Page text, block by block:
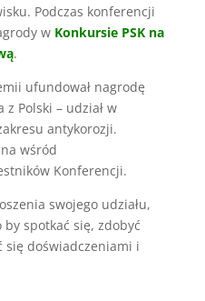
Podczas konferencji
w Konkursie PSK na
.
ufundował nagrodę
Polski – udział w
antykorozji.
wśród
Konferencji.
swojego udziału,
spotkać się, zdobyć
się doświadczeniami i